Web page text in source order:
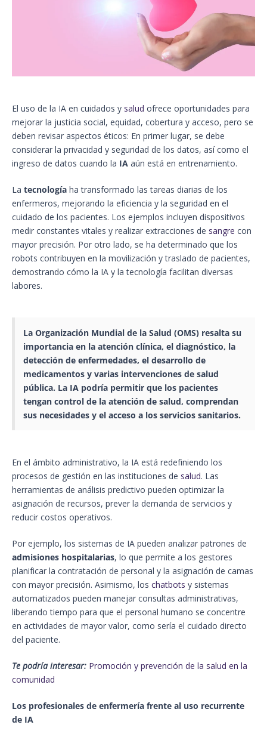
El uso de la IA en cuidados y salud ofrece oportunidades para
mejorar la justicia social, equidad, cobertura y acceso, pero se
deben revisar aspectos éticos: En primer lugar, se debe
considerar la privacidad y seguridad de los datos, así como el
ingreso de datos cuando la IA aún está en entrenamiento.
La tecnología ha transformado las tareas diarias de los
enfermeros, mejorando la eficiencia y la seguridad en el
cuidado de los pacientes. Los ejemplos incluyen dispositivos
medir constantes vitales y realizar extracciones de sangre con
mayor precisión. Por otro lado, se ha determinado que los
robots contribuyen en la movilización y traslado de pacientes,
demostrando cómo la IA y la tecnología facilitan diversas
labores.
La Organización Mundial de la Salud (OMS) resalta su
importancia en la atención clínica, el diagnóstico, la
detección de enfermedades, el desarrollo de
medicamentos y varias intervenciones de salud
pública. La IA podría permitir que los pacientes
tengan control de la atención de salud, comprendan
sus necesidades y el acceso a los servicios sanitarios.
En el ámbito administrativo, la IA está redefiniendo los
procesos de gestión en las instituciones de salud. Las
herramientas de análisis predictivo pueden optimizar la
asignación de recursos, prever la demanda de servicios y
reducir costos operativos.
Por ejemplo, los sistemas de IA pueden analizar patrones de
admisiones hospitalarias, lo que permite a los gestores
planificar la contratación de personal y la asignación de camas
con mayor precisión. Asimismo, los chatbots y sistemas
automatizados pueden manejar consultas administrativas,
liberando tiempo para que el personal humano se concentre
en actividades de mayor valor, como sería el cuidado directo
del paciente.
Te podría interesar: Promoción y prevención de la salud en la
comunidad
Los profesionales de enfermería frente al uso recurrente
de IA